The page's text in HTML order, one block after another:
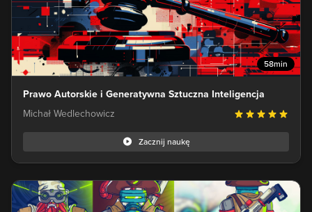
58min
Prawo Autorskie i Generatywna Sztuczna Inteligencja
Michał Wedlechowicz
Zacznij naukę